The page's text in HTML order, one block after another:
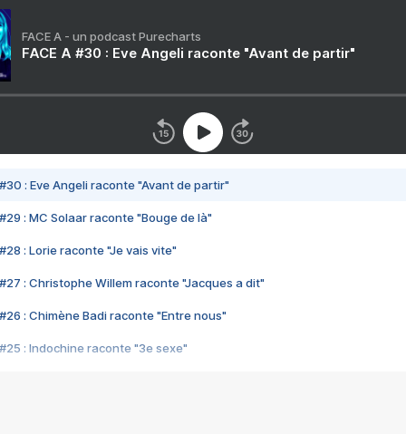
FACE A - un podcast Purecharts
FACE A #30 : Eve Angeli raconte "Avant de partir"
#30 : Eve Angeli raconte "Avant de partir"
#29 : MC Solaar raconte "Bouge de là"
#28 : Lorie raconte "Je vais vite"
#27 : Christophe Willem raconte "Jacques a dit"
#26 : Chimène Badi raconte "Entre nous"
#25 : Indochine raconte "3e sexe"